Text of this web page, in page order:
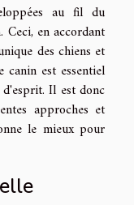
au fil du
Ceci, en accordant
des chiens et
canin est essentiel
Il est donc
approches et
le mieux pour